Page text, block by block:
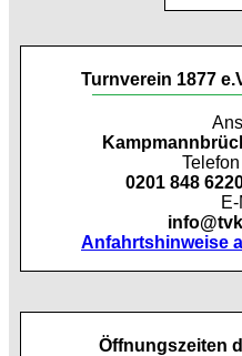
Turnverein 1877
0201 848
E-
Anfahrtshinweise
Öffnungszeiten